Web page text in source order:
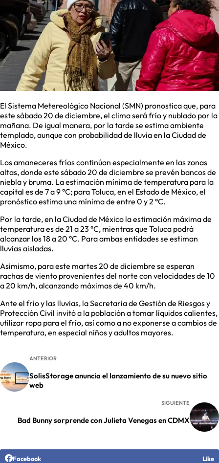
El Sistema Metereológico Nacional (SMN) pronostica que, para
este sábado 20 de diciembre, el clima será frío y nublado por la
mañana. De igual manera, por la tarde se estima ambiente
templado, aunque con probabilidad de lluvia en la Ciudad de
México.
Los amaneceres fríos continúan especialmente en las zonas
altas, donde este sábado 20 de diciembre se prevén bancos de
niebla y bruma. La estimación mínima de temperatura para la
capital es de 7 a 9 °C; para Toluca, en el Estado de México, el
pronóstico estima una mínima de entre 0 y 2 °C.
Por la tarde, en la Ciudad de México la estimación máxima de
temperatura es de 21 a 23 °C, mientras que Toluca podrá
alcanzar los 18 a 20 °C. Para ambas entidades se estiman
lluvias aisladas.
Asimismo, para este martes 20 de diciembre se esperan
rachas de viento provenientes del norte con velocidades de 10
a 20 km/h, alcanzando máximas de 40 km/h.
Ante el frío y las lluvias, la Secretaría de Gestión de Riesgos y
Protección Civil invitó a la población a tomar líquidos calientes,
utilizar ropa para el frío, así como a no exponerse a cambios de
temperatura, en especial niños y adultos mayores.
ANTERIOR
SolisStorage anuncia el lanzamiento de su nuevo sitio
web
SIGUIENTE
Bad Bunny sorprende con Julieta Venegas en CDMX
Facebook Like